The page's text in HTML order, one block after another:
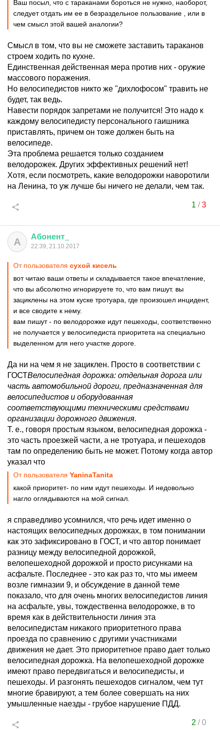
Ваш посыл, что с тараканами бороться не нужно, наоборот,
следует отдать им ее в безраздельное пользование , или в
чем смысл этой вашей аналогии?
Смысл в том, что вы не сможете заставить тараканов
строем ходить по кухне.
Единственная действенная мера против них - оружие
массового поражения.
Но велосипедистов никто же "дихлофосом" травить не
будет, так ведь.
Навести порядок запретами не получится! Это надо к
каждому велосипедисту персонального гаишника
приставлять, причем он тоже должен быть на
велосипеде.
Эта проблема решается только созданием
велодорожек. Других эффективных решений нет!
Хотя, если посмотреть, какие велодорожки наворотили
на Ленина, то уж лучше бы ничего не делали, чем так.
1 /3
А Абонент
22:39, 21.10.2017
От пользователя сухой кисель
вот читаю ваши ответы и складывается такое впечатление,
что вы абсолютно игнорируете то, что вам пишут. вы
зациклены на этом куске тротуара, где произошел инцидент,
и все сводите к нему.
вам пишут - по велодорожке идут пешеходы, соответственно
не получается у велосипедиста приоритета на специально
выделенном для него участке дороге.
Да ни на чем я не зациклен. Просто в соответствии с
ГОСТВелосипедная дорожка: отдельная дорога или
часть автомобильной дороги, предназначенная для
велосипедистов и оборудованная
соответствующими техническими средствами
организации дорожного движения.
Т. е., говоря простым языком, велосипедная дорожка -
это часть проезжей части, а не тротуара, и пешеходов
там по определению быть не может. Потому когда автор
указал что
От пользователя YaninaTanita
какой приоритет- по ним идут пешеходы. И недовольно
нагло оглядываются на мой сигнал.
я справедливо усомнился, что речь идет именно о
настоящих велосипедных дорожках, в том понимании
как это зафиксировано в ГОСТ, и что автор понимает
разницу между велосипедной дорожкой,
велопешеходной дорожкой и просто рисунками на
асфальте. Последнее - это как раз то, что мы имеем
возле гимназии 9, и обсуждение в данной теме
показало, что для очень многих велосипедистов линия
на асфальте, увы, тождественна велодорожке, в то
время как в действительности линия эта
велосипедистам никакого приоритетного права
проезда по сравнению с другими участниками
движения не дает. Это приоритетное право дает только
велосипедная дорожка. На велопешеходной дорожке
имеют право передвигаться и велосипедисты, и
пешеходы. И разгонять пешеходов сигналом, чем тут
многие бравируют, а тем более совершать на них
умышленные наезды - грубое нарушение ПДД.
2 /0